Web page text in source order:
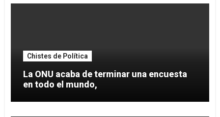
Chistes de Política
La ONU acaba de terminar una encuesta
en todo el mundo,